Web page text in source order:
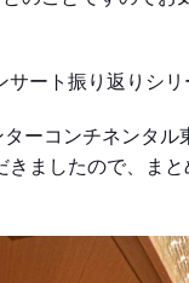
サート振り返りシリ
ーコンチネンタル
きましたので、まと